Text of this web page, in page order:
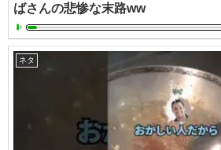
ばさんの悲惨な末路ww
ネタ